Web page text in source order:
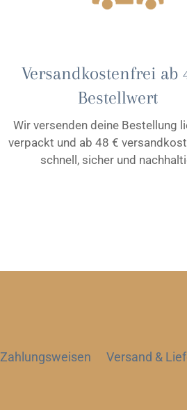
Versandkostenfrei ab
Bestellwert
Wir versenden deine Bestellung
verpackt und ab 48 €
schnell, sicher und
Zahlungsweisen Versand &